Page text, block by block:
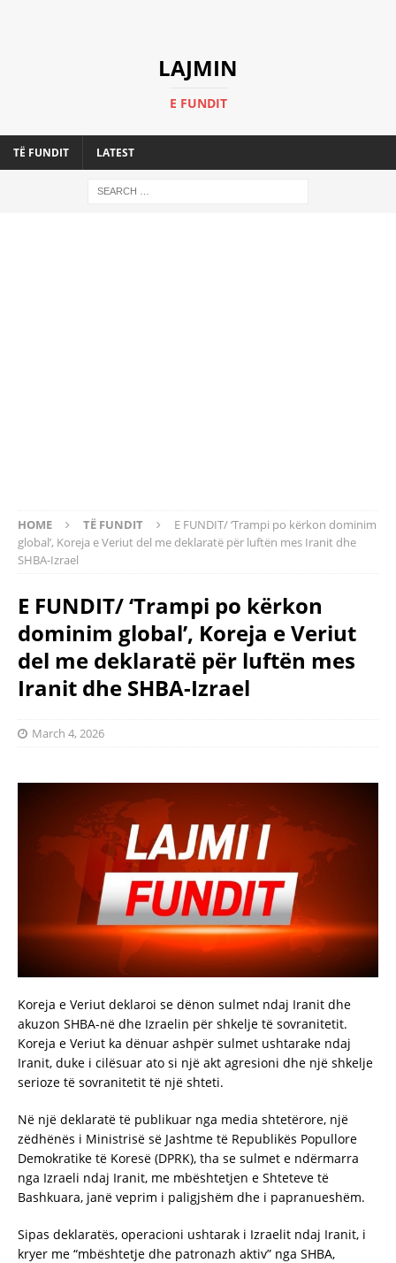
LAJMIN
E FUNDIT
TË FUNDIT LATEST
HOME TË FUNDIT
E FUNDIT/ ‘Trampi po kërkon dominim
global’, Koreja e Veriut del me deklaratë për luftën mes Iranit dhe
SHBA-Izrael
E FUNDIT/ ‘Trampi po kërkon
dominim global’, Koreja e Veriut
del me deklaratë për luftën mes
Iranit dhe SHBA-Izrael
March 4, 2026
Koreja e Veriut deklaroi se dënon sulmet ndaj Iranit dhe
akuzon SHBA-në dhe Izraelin për shkelje të sovranitetit.
Koreja e Veriut ka dënuar ashpër sulmet ushtarake ndaj
Iranit, duke i cilësuar ato si një akt agresioni dhe një shkelje
serioze të sovranitetit të një shteti.
Në një deklaratë të publikuar nga media shtetërore, një
zëdhënës i Ministrisë së Jashtme të Republikës Popullore
Demokratike të Koresë (DPRK), tha se sulmet e ndërmarra
nga Izraeli ndaj Iranit, me mbështetjen e Shteteve të
Bashkuara, janë veprim i paligjshëm dhe i papranueshëm.
Sipas deklaratës, operacioni ushtarak i Izraelit ndaj Iranit, i
kryer me “mbështetje dhe patronazh aktiv” nga SHBA,